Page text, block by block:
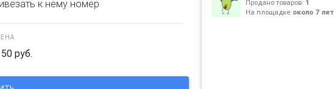
к нему номер
руб.
Продано товаров: 1
На площадке около 7 лет